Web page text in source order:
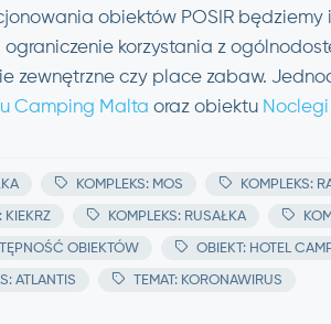
obiektów POSIR będziemy
korzystania z
zewnętrzne czy place zabaw.
Camping Malta oraz obiektu
KOMPLEKS: MOS KOMPLEKS:
KIEKRZ KOMPLEKS: RUSAŁKA
OBIEKTÓW OBIEKT: HOTEL
ATLANTIS TEMAT: KORONAWIRUS